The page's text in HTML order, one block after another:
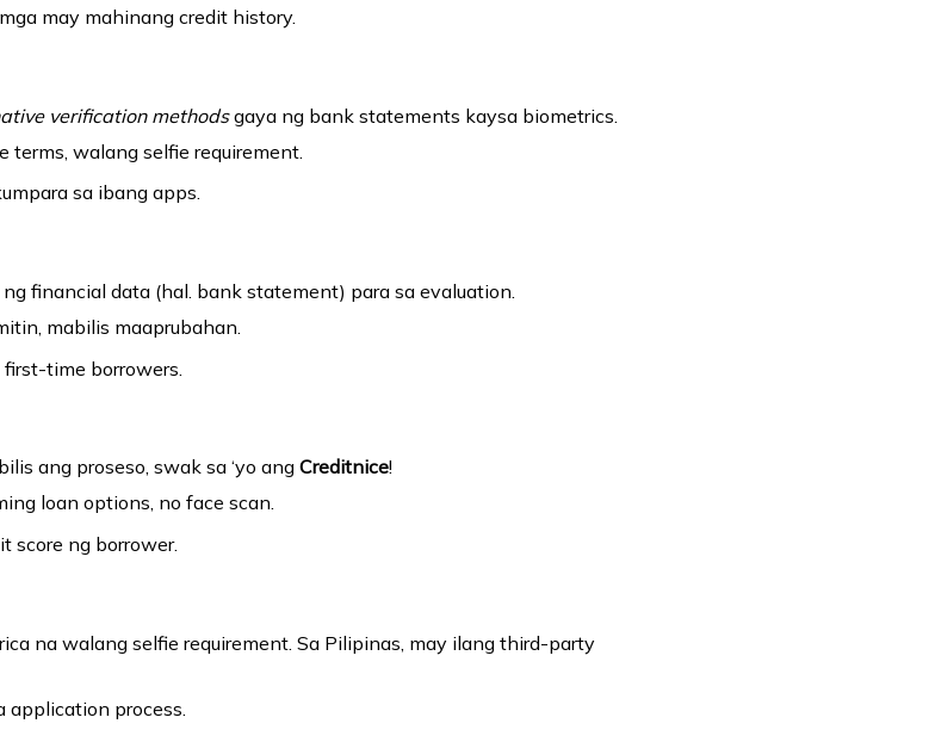
may mahinang credit history.
verification methodsgaya ng bank statements kaysa biometrics.
walang selfie requirement.
sa ibang apps.
financial data (hal. bank statement) para sa evaluation.
mabilis maaprubahan.
time borrowers.
ang proseso, swak sa ‘yo ang Creditnice!
loan options, no face scan.
score ng borrower.
na walang selfie requirement. Sa Pilipinas, may ilang third-party
application process.